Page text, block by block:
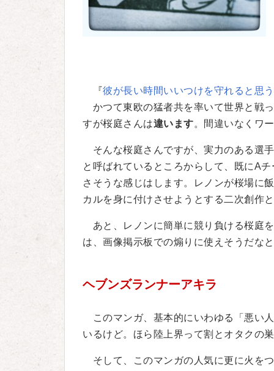
『彼が長い時間いいつけを守れると思
かつて東欧の猛者共を率いて世界と戦
すが桜庭さんは違います。間違いなくワ
そんな桜庭さんですが、実力のある選
と呼ばれているところからして、既にA
さそうな感じはします。レノンが桜場に
カルを身に付けさせようとする二次創作
あと、レノンに簡単に競り負ける桜庭
は、画像掲示板での煽りに使えそうだな
ヘブンズランナーアキラ
このマンガ、基本的にいわゆる「悪い
いるけど。ほら陸上界って割とオタクの
そして、このマンガの人気に更に火を